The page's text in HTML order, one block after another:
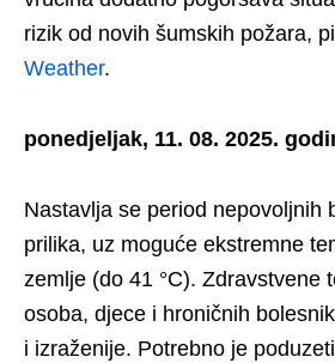
rizik od novih šumskih požara,
Weather.
ponedjeljak, 11. 08. 2025.
Nastavlja se period nepovoljnih
prilika, uz moguće ekstremne
zemlje (do 41 °C). Zdravstvene
osoba, djece i hroničnih
i izraženije. Potrebno je